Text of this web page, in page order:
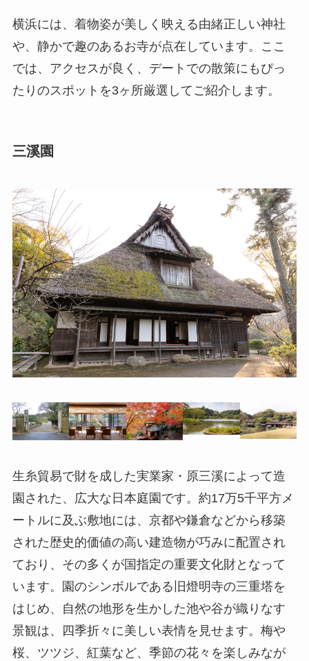
横浜には、着物姿が美しく映える由緒正しい神社
や、静かで趣のあるお寺が点在しています。ここ
では、アクセスが良く、デートでの散策にもぴっ
たりのスポットを3ヶ所厳選してご紹介します。
三溪園
生糸貿易で財を成した実業家・原三溪によって造
園された、広大な日本庭園です。約17万5千平方メ
ートルに及ぶ敷地には、京都や鎌倉などから移築
された歴史的価値の高い建造物が巧みに配置され
ており、その多くが国指定の重要文化財となって
います。園のシンボルである旧燈明寺の三重塔を
はじめ、自然の地形を生かした池や谷が織りなす
景観は、四季折々に美しい表情を見せます。梅や
桜、ツツジ、紅葉など、季節の花々を楽しみなが